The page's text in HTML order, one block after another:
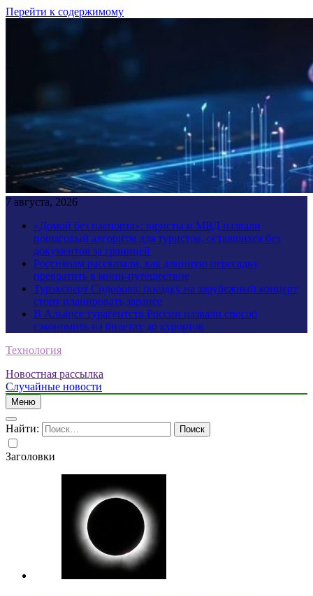
Перейти к содержимому
7 августа, 2026
«Домой без паспорта»: юристы и МВД назвали
пошаговый алгоритм для туристов, оставшихся без
документов за границей
Россиянам рассказали, как длинную пересадку
превратить в мини-путешествие
Турэксперт Сидорова: поездку на зарубежный концерт
стоит планировать заранее
В Альянсе турагентств России назвали способ
сэкономить на билетах до курортов
Технология
Новостная рассылка
Случайные новости
Меню
Найти:
Заголовки